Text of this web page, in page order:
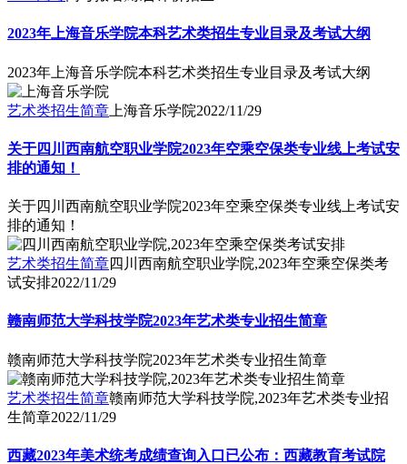
2023年上海音乐学院本科艺术类招生专业目录及考试大纲
2023年上海音乐学院本科艺术类招生专业目录及考试大纲
艺术类招生简章 上海音乐学院2022/11/29
关于四川西南航空职业学院2023年空乘空保类专业线上考试安
排的通知！
关于四川西南航空职业学院2023年空乘空保类专业线上考试安
排的通知！
艺术类招生简章四川西南航空职业学院,2023年空乘空保类考
试安排2022/11/29
赣南师范大学科技学院2023年艺术类专业招生简章
赣南师范大学科技学院2023年艺术类专业招生简章
艺术类招生简章赣南师范大学科技学院,2023年艺术类专业招
生简章2022/11/29
西藏2023年美术统考成绩查询入口已公布：西藏教育考试院